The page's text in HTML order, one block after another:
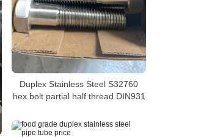
Duplex Stainless Steel S32760
hex bolt partial half thread DIN931